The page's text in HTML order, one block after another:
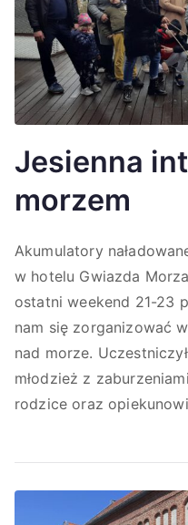
Jesienna
morzem
Akumulatory
w hotelu Gwiazda
ostatni weekend 21-23
nam się zorganizować
nad morze.
młodzież z
rodzice oraz